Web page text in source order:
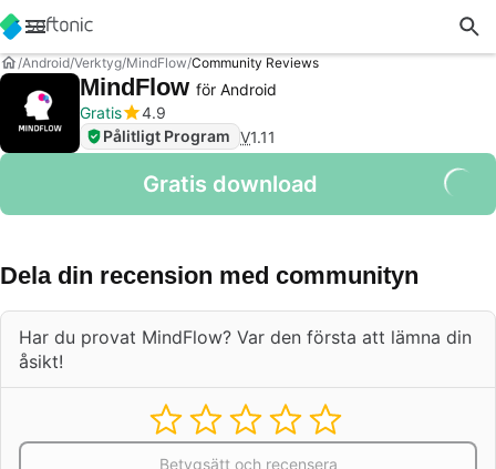
Android Verktyg MindFlow Community Reviews
MindFlow för Android
Gratis
4.9
Pålitligt Program V1.11
Gratis download
Dela din recension med communityn
Har du provat MindFlow? Var den första att lämna din
åsikt!
Betygsätt och recensera